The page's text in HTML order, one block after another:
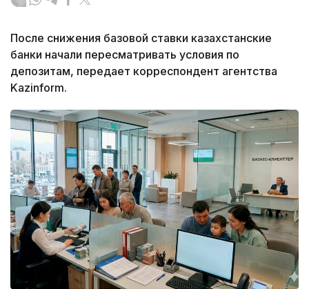
После снижения базовой ставки казахстанские
банки начали пересматривать условия по
депозитам, передает корреспондент агентства
Kazinform.